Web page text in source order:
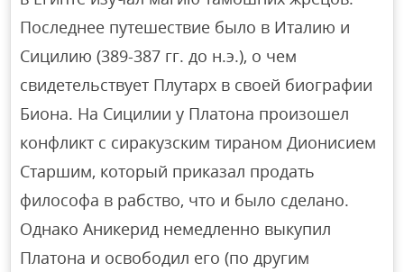
Последнее путешествие было в Италию и
Сицилию (389-387 гг. до н.э.), о чем
свидетельствует Плутарх в своей биографии
Биона. На Сицилии у Платона произошел
конфликт с сиракузским тираном Дионисием
Старшим, который приказал продать
философа в рабство, что и было сделано.
Однако Аникерид немедленно выкупил
Платона и освободил его (по другим